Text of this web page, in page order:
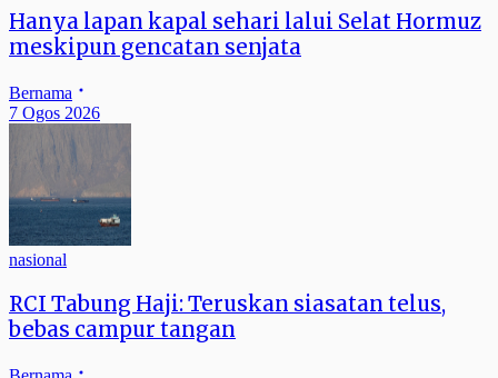
Hanya lapan kapal sehari lalui Selat Hormuz
meskipun gencatan senjata
Bernama
7 Ogos 2026
nasional
RCI Tabung Haji: Teruskan siasatan telus,
bebas campur tangan